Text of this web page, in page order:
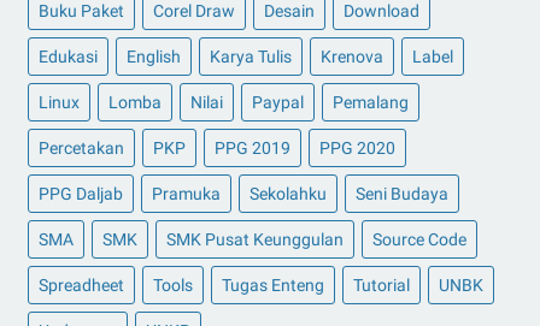
Buku Paket Corel Draw Desain Download
Edukasi English Karya Tulis Krenova Label
Linux Lomba Nilai Paypal Pemalang
Percetakan PKP PPG 2019 PPG 2020
PPG Daljab Pramuka Sekolahku Seni Budaya
SMA SMK SMK Pusat Keunggulan Source Code
Spreadheet Tools Tugas Enteng Tutorial UNBK